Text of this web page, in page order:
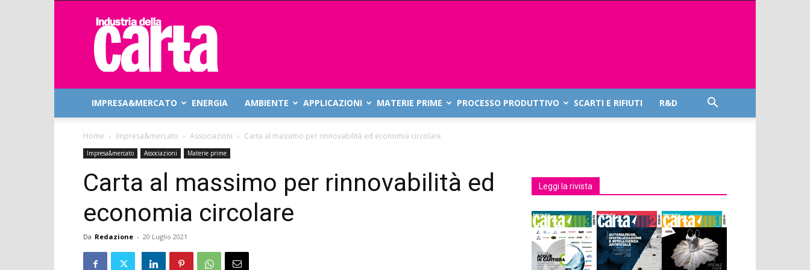
Industria
della
Carta
IMPRESA&MERCATO ENERGIA AMBIENTE APPLICAZIONI MATERIE PRIME PROCESSO PRODUTTIVO SCARTI E RIFIUTI R&D
Home Impresa&mercato Associazioni Carta al massimo per rinnovabilità ed economia circolare
Impresa&mercato Associazioni Materie prime
Carta al massimo per rinnovabilità ed
economia circolare
Da Redazione - 20 Luglio 2021
Leggi la rivista